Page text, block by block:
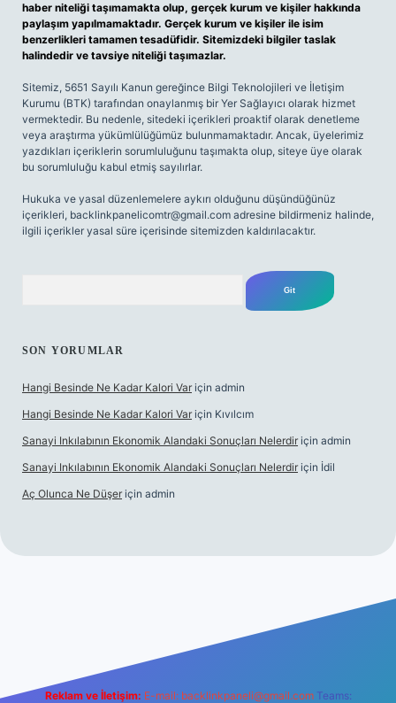
haber niteliği taşımamakta olup, gerçek kurum ve kişiler hakkında
paylaşım yapılmamaktadır. Gerçek kurum ve kişiler ile isim
benzerlikleri tamamen tesadüfidir. Sitemizdeki bilgiler taslak
halindedir ve tavsiye niteliği taşımazlar.
Sitemiz, 5651 Sayılı Kanun gereğince Bilgi Teknolojileri ve İletişim
Kurumu (BTK) tarafından onaylanmış bir Yer Sağlayıcı olarak hizmet
vermektedir. Bu nedenle, sitedeki içerikleri proaktif olarak denetleme
veya araştırma yükümlülüğümüz bulunmamaktadır. Ancak, üyelerimiz
yazdıkları içeriklerin sorumluluğunu taşımakta olup, siteye üye olarak
bu sorumluluğu kabul etmiş sayılırlar.
Hukuka ve yasal düzenlemelere aykırı olduğunu düşündüğünüz
içerikleri, backlinkpanelicomtr@gmail.com adresine bildirmeniz halinde,
ilgili içerikler yasal süre içerisinde sitemizden kaldırılacaktır.
SON YORUMLAR
Hangi Besinde Ne Kadar Kalori Var için admin
Hangi Besinde Ne Kadar Kalori Var için Kıvılcım
Sanayi Inkılabının Ekonomik Alandaki Sonuçları Nelerdir için admin
Sanayi Inkılabının Ekonomik Alandaki Sonuçları Nelerdir için İdil
Aç Olunca Ne Düşer için admin
Reklam ve İletişim: E-mail: backlinkpaneli@gmail.com Teams: